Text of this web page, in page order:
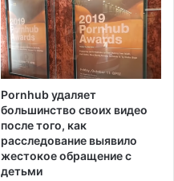
Pornhub удаляет
большинство своих видео
после того, как
расследование выявило
жестокое обращение с
детьми